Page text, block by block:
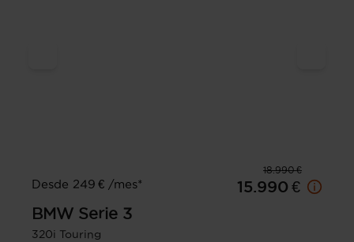
18.990 €
Desde 249 € /mes*
15.990 €
BMW Serie 3
320i Touring